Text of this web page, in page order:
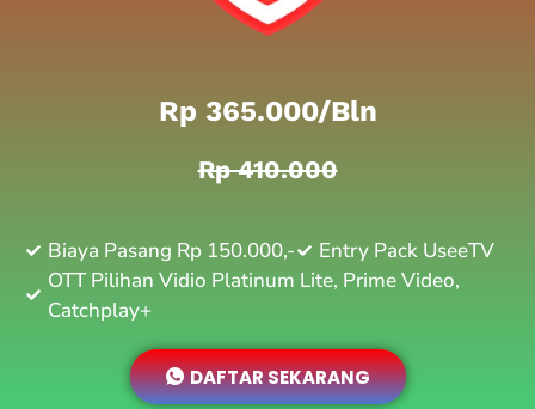
Rp 365.000/bln
Rp 410.000
Biaya Pasang Rp 150.000,-
Entry Pack UseeTV
OTT Pilihan Vidio Platinum Lite, Prime Video,
Catchplay+
DAFTAR SEKARANG